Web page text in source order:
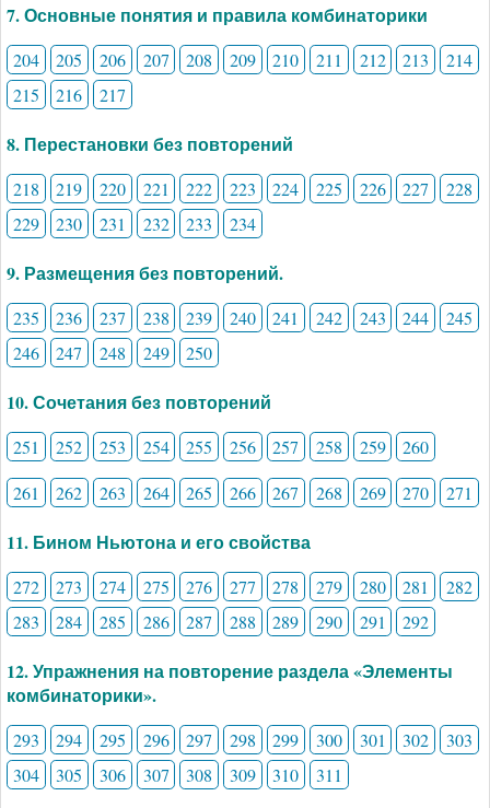
7. Основные понятия и правила комбинаторики
204 205 206 207 208 209 210 211 212 213
214
215
216 217
8. Перестановки без повторений
218 219 220 221 222 223 224 225 226 227
228
229
230 231 232 233 234
9. Размещения без повторений.
235 236 237 238 239 240 241 242 243 244
245
246
247 248 249 250
10. Сочетания без повторений
251 252 253 254 255 256 257 258 259
260
261
262 263 264 265 266 267 268 269 270 271
11. Бином Ньютона и его свойства
272 273 274 275 276 277 278 279 280 281
282
283
284 285 286 287 288 289 290 291 292
12. Упражнения на повторение раздела «Элементы
комбинаторики».
293 294 295 296 297 298 299 300 301 302
303
304
305 306 307 308 309 310 311